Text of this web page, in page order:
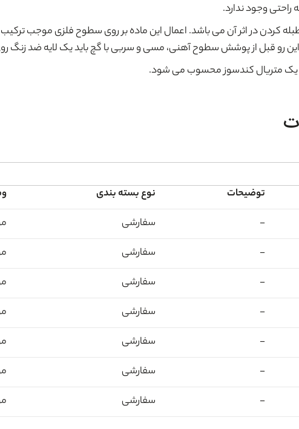
وجود ندارد.
کردن در اثر آن می باشد. اعمال این ماده بر روی سطوح فلزی موجب
رو قبل از پوشش سطوح آهنی، مسی و سربی با گچ باید یک لایه ضد زنگ روی
و یک متریال کندسوز محسوب می شود.
توضیحات نوع بسته بندی
- سفارشی
- سفارشی
- سفارشی
- سفارشی
- سفارشی
- سفارشی
- سفارشی